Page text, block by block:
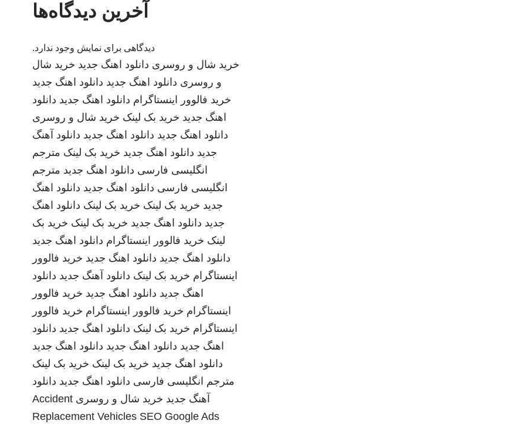
آخرین دیدگاه‌ها
دیدگاهی برای نمایش وجود ندارد.
خرید شال و روسری دانلود اهنگ جدید خرید شال
و روسری دانلود اهنگ جدید دانلود اهنگ جدید
خرید فالوور اینستاگرام دانلود اهنگ جدید دانلود
اهنگ جدید خرید بک لینک خرید شال و روسری
دانلود اهنگ جدید دانلود اهنگ جدید دانلود آهنگ
جدید دانلود اهنگ جدید خرید بک لینک مترجم
انگلیسی فارسی دانلود اهنگ جدید مترجم
انگلیسی فارسی دانلود اهنگ جدید دانلود اهنگ
جدید خرید بک لینک خرید بک لینک دانلود اهنگ
جدید دانلود اهنگ جدید خرید بک لینک خرید بک
لینک خرید فالوور اینستاگرام دانلود اهنگ جدید
دانلود اهنگ جدید دانلود اهنگ جدید خرید فالوور
اینستاگرام خرید بک لینک دانلود آهنگ جدید دانلود
اهنگ جدید دانلود اهنگ جدید خرید فالوور
اینستاگرام خرید فالوور اینستاگرام خرید فالوور
اینستاگرام خرید بک لینک دانلود اهنگ جدید دانلود
اهنگ جدید دانلود اهنگ جدید دانلود اهنگ جدید
دانلود اهنگ جدید خرید بک لینک خرید بک لینک
مترجم انگلیسی فارسی دانلود اهنگ جدید دانلود
آهنگ جدید خرید شال و روسری Accident
Replacement Vehicles SEO Google Ads